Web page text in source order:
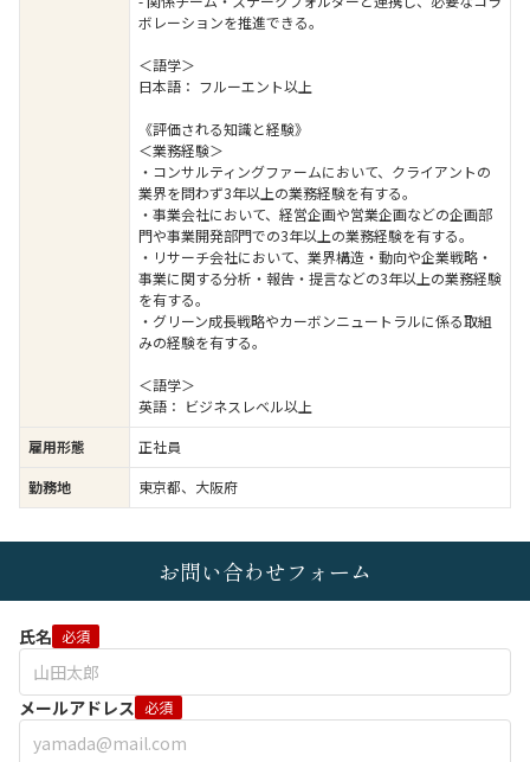
ボレーションを推進できる。
＜語学＞
日本語： フルーエント以上
《評価される知識と経験》
＜業務経験＞
・コンサルティングファームにおいて、クライアントの
業界を問わず3年以上の業務経験を有する。
・事業会社において、経営企画や営業企画などの企画部
門や事業開発部門での3年以上の業務経験を有する。
・リサーチ会社において、業界構造・動向や企業戦略・
事業に関する分析・報告・提言などの3年以上の業務経験
を有する。
・グリーン成長戦略やカーボンニュートラルに係る取組
みの経験を有する。
＜語学＞
英語： ビジネスレベル以上
雇用形態
正社員
勤務地
東京都、大阪府
お問い合わせフォーム
氏名 必須
メールアドレス 必須